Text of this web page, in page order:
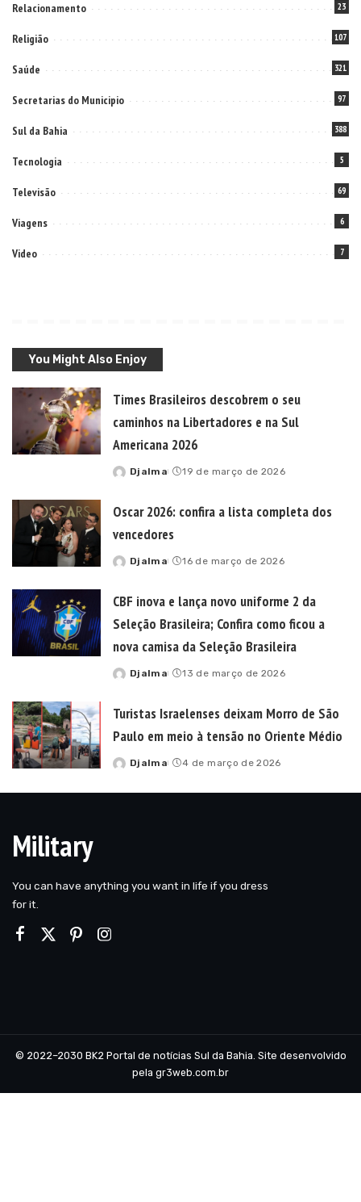
Relacionamento 23
Religião 107
Saúde 321
Secretarias do Municipio 97
Sul da Bahia 388
Tecnologia 5
Televisão 69
Viagens 6
Video 7
You Might Also Enjoy
Times Brasileiros descobrem o seu
caminhos na Libertadores e na Sul
Americana 2026
Posted
Djalma 19 de março de 2026
Oscar 2026: confira a lista completa dos
vencedores
Posted
Djalma 16 de março de 2026
CBF inova e lança novo uniforme 2 da
Seleção Brasileira; Confira como ficou a
nova camisa da Seleção Brasileira
Posted
Djalma 13 de março de 2026
Turistas Israelenses deixam Morro de São
Paulo em meio à tensão no Oriente Médio
Posted
Djalma 4 de março de 2026
Military
You can have anything you want in life if you dress
for it.
© 2022–2030 BK2 Portal de notícias Sul da Bahia. Site desenvolvido
pela gr3web.com.br